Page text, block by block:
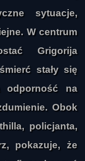
sytuacje,
W centrum
Grigorija
stały się
odporność na
Obok
policjanta,
pokazuje, że